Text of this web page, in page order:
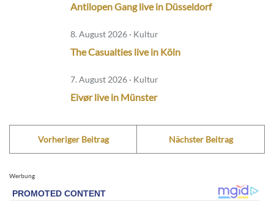
Antilopen Gang live in Düsseldorf
8. August 2026 · Kultur
The Casualties live in Köln
7. August 2026 · Kultur
Eivør live in Münster
Vorheriger Beitrag Nächster Beitrag
Werbung